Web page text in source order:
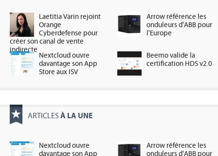
Laetitia Varin rejoint
Orange
Cyberdefense pour
créer son canal de vente
indirecte
Arrow référence les
onduleurs d'ABB pour
l'Europe
Nextcloud ouvre
davantage son App
Store aux ISV
Beemo valide la
certification HDS v2.0
ARTICLES À LA UNE
Nextcloud ouvre
davantage son App
Arrow référence les
onduleurs d'ABB pour